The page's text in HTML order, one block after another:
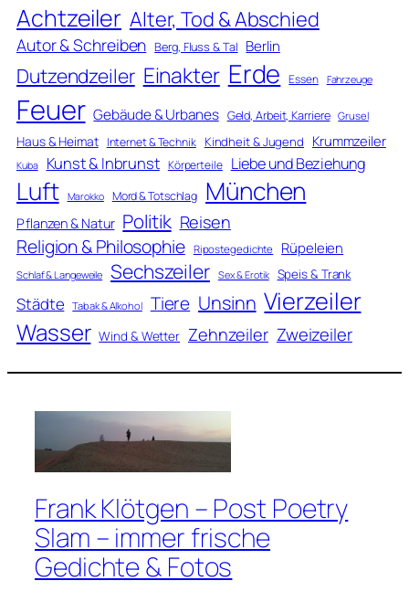
Achtzeiler Alter, Tod & Abschied
Autor & Schreiben Berg, Fluss & Tal Berlin
Dutzendzeiler Einakter Erde Essen Fahrzeuge
Feuer Gebäude & Urbanes Geld, Arbeit, Karriere Grusel
Haus & Heimat Internet & Technik Kindheit & Jugend Krummzeiler
Kuba Kunst & Inbrunst Körperteile Liebe und Beziehung
Luft Marokko Mord & Totschlag München
Pflanzen & Natur Politik Reisen
Religion & Philosophie Ripostegedichte Rüpeleien
Schlaf & Langeweile Sechszeiler Sex & Erotik Speis & Trank
Städte Tabak & Alkohol Tiere Unsinn Vierzeiler
Wasser Wind & Wetter Zehnzeiler Zweizeiler
Frank Klötgen – Post Poetry
Slam – immer frische
Gedichte & Fotos